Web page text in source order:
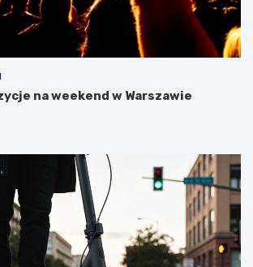
na weekend w Warszawie